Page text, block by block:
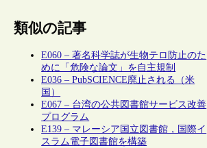
類似の記事
E060 – 著名科学誌が生物テロ防止のた
めに「危険な論文」を自主規制
E036 – PubSCIENCE廃止される（米
国）
E067 – 台湾の公共図書館サービス改善
プログラム
E139 – マレーシア国立図書館，国際イ
スラム電子図書館を構築